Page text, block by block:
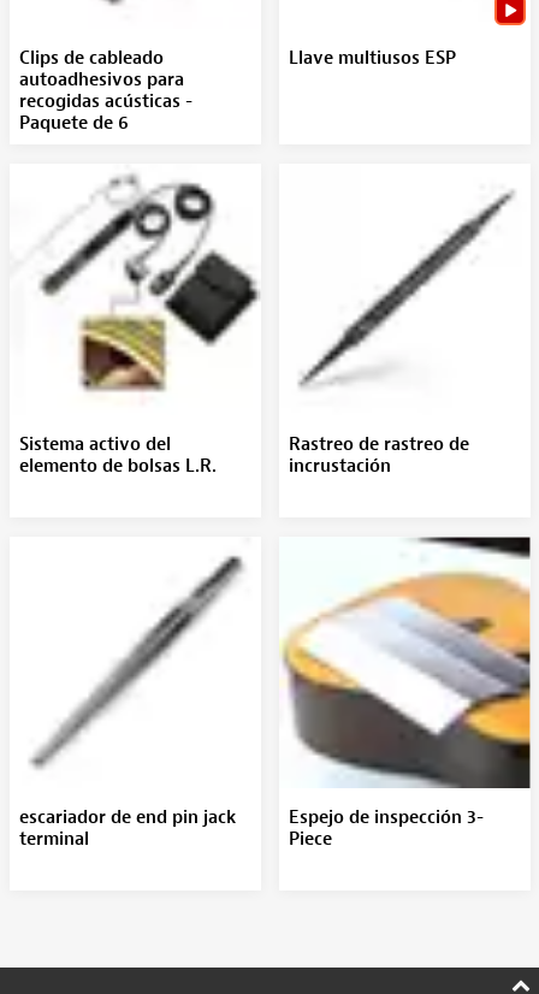
Clips de cableado
autoadhesivos para
recogidas acústicas -
Paquete de 6
Llave multiusos ESP
Sistema activo del
elemento de bolsas L.R.
Rastreo de rastreo de
incrustación
escariador de end pin jack
terminal
Espejo de inspección 3-
Piece